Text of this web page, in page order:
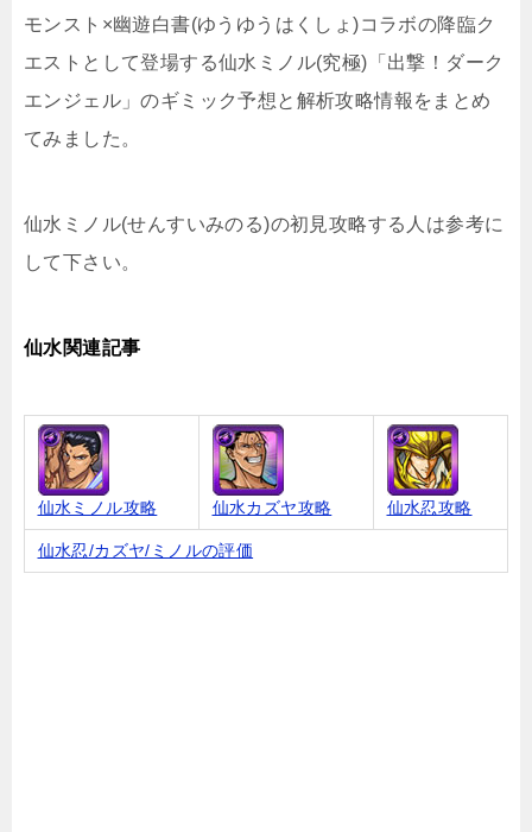
モンスト×幽遊白書(ゆうゆうはくしょ)コラボの降臨ク
エストとして登場する仙水ミノル(究極)「出撃！ダーク
エンジェル」のギミック予想と解析攻略情報をまとめ
てみました。
仙水ミノル(せんすいみのる)の初見攻略する人は参考に
して下さい。
仙水関連記事
仙水ミノル攻略 仙水カズヤ攻略 仙水忍攻略
仙水忍/カズヤ/ミノルの評価